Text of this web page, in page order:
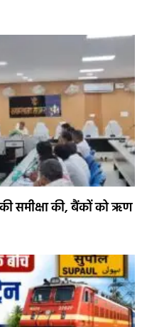
समीक्षा की, बैंकों को ऋण